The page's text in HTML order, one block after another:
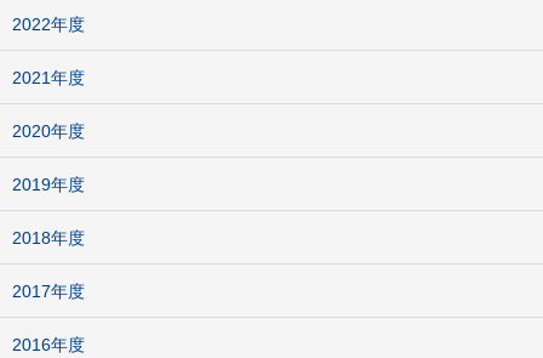
2022年度
2021年度
2020年度
2019年度
2018年度
2017年度
2016年度